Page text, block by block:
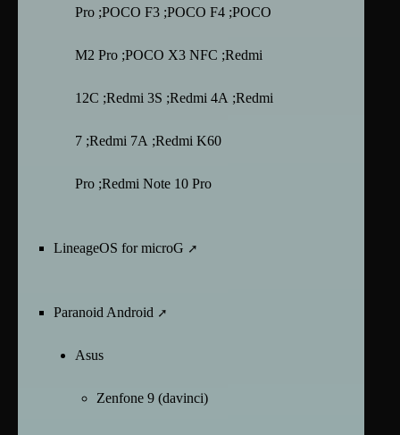
Pro ;POCO F3 ;POCO F4 ;POCO
M2 Pro ;POCO X3 NFC ;Redmi
12C ;Redmi 3S ;Redmi 4A ;Redmi
7 ;Redmi 7A ;Redmi K60
Pro ;Redmi Note 10 Pro
LineageOS for microG
Paranoid Android
Asus
Zenfone 9 (davinci)